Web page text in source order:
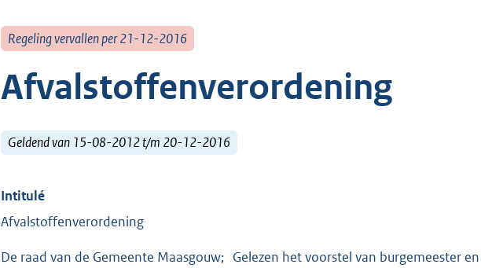
Regeling vervallen per 21-12-2016
Afvalstoffenverordening
Geldend van 15-08-2012 t/m 20-12-2016
Intitulé
Afvalstoffenverordening
De raad van de Gemeente Maasgouw; Gelezen het voorstel van burgemeester